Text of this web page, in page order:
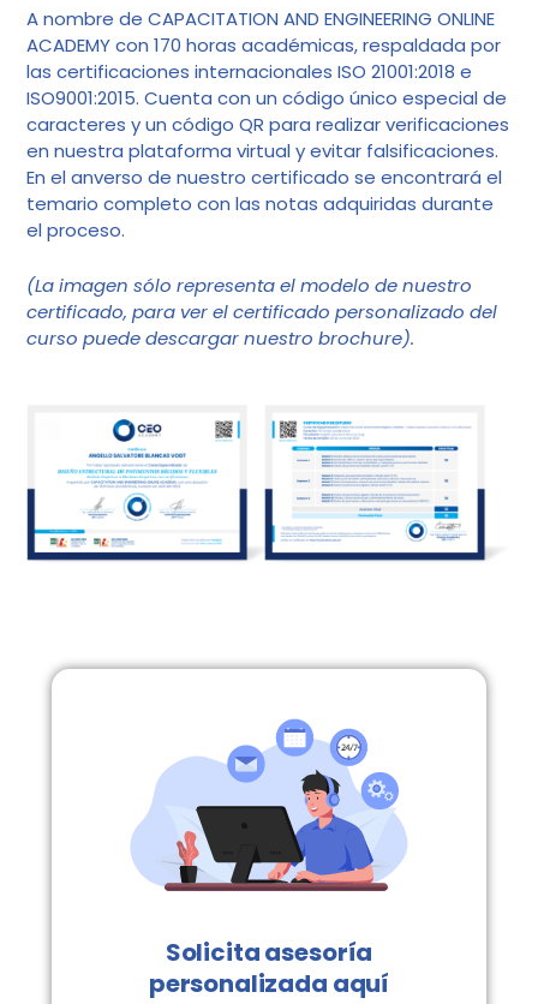
A nombre de CAPACITATION AND ENGINEERING ONLINE
ACADEMY con 170 horas académicas, respaldada por
las certificaciones internacionales ISO 21001:2018 e
ISO9001:2015. Cuenta con un código único especial de
caracteres y un código QR para realizar verificaciones
en nuestra plataforma virtual y evitar falsificaciones.
En el anverso de nuestro certificado se encontrará el
temario completo con las notas adquiridas durante
el proceso.
(La imagen sólo representa el modelo de nuestro
certificado, para ver el certificado personalizado del
curso puede descargar nuestro brochure).
Solicita asesoría
personalizada aquí